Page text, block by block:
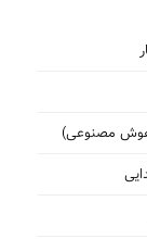
مصنوعی)